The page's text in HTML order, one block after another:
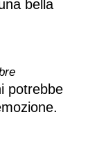
bella
potrebbe